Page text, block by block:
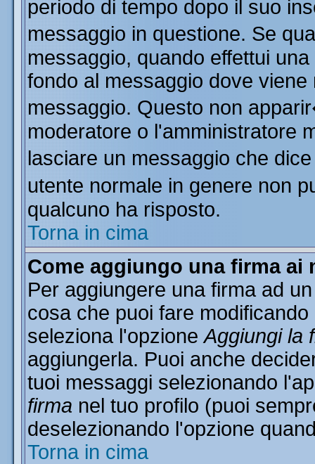
periodo di tempo dopo il suo
messaggio in questione. Se
messaggio, quando effettui
fondo al messaggio dove
messaggio. Questo non
moderatore o l'amministratore
lasciare un messaggio che
utente normale in genere non
qualcuno ha risposto.
Torna in cima
Come aggiungo una firma ai
Per aggiungere una firma ad
cosa che puoi fare
seleziona l'opzioneAggiungi la
aggiungerla. Puoi anche
tuoi messaggi selezionando
firma nel tuo profilo (puoi
deselezionando l'opzione
Torna in cima